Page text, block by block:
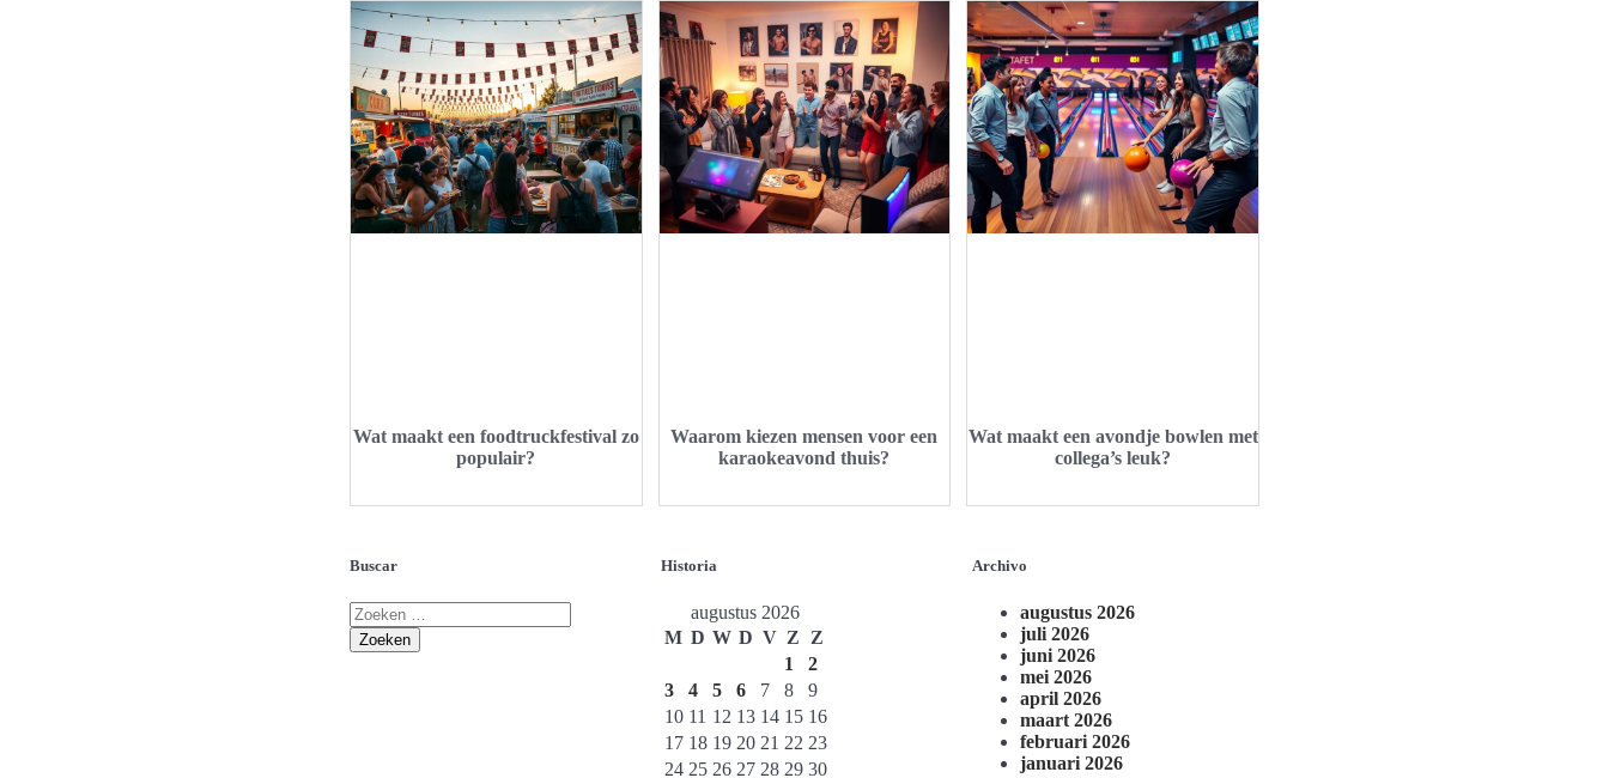
Wat maakt een foodtruckfestival zo
populair?
Waarom kiezen mensen voor een
karaokeavond thuis?
Wat maakt een avondje bowlen met
collega’s leuk?
Buscar Historia
augustus 2026
M D W D V Z
Z
1
2
3
4 5 6 7 8
9
10 11 12 13 14 15 16
17 18 19 20 21 22 23
24 25 26 27 28 29 30
Archivo
augustus 2026
juli 2026
juni 2026
mei 2026
april 2026
maart 2026
februari 2026
januari 2026